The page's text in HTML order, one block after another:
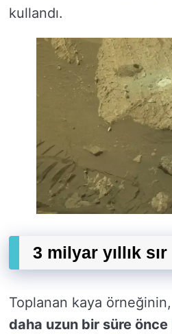
kullandı.
3 milyar yıllık sır
Toplanan kaya örneğinin,
daha uzun bir süre